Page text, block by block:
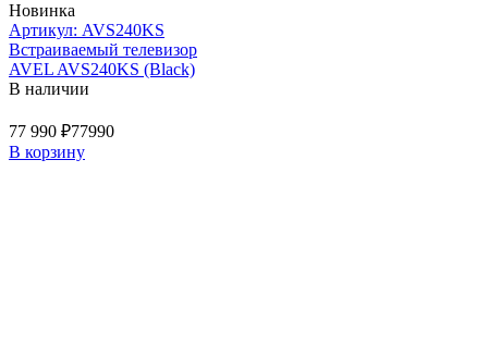
Новинка
Артикул: AVS240KS
Встраиваемый телевизор
AVEL AVS240KS (Black)
В наличии
77 990 ₽77990
В корзину